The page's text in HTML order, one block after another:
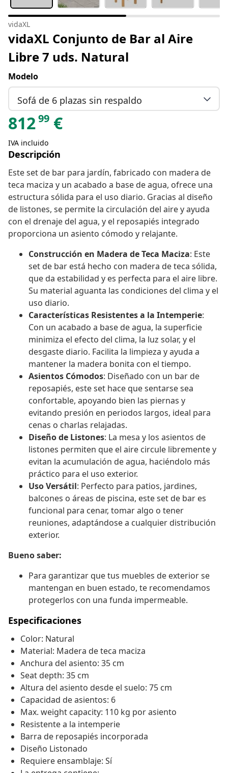
vidaXL
vidaXL Conjunto de Bar al Aire
Libre 7 uds. Natural
Modelo
Sofá de 6 plazas sin respaldo
81299 €
IVA incluido
Descripción
Este set de bar para jardín, fabricado con madera de
teca maciza y un acabado a base de agua, ofrece una
estructura sólida para el uso diario. Gracias al diseño
de listones, se permite la circulación del aire y ayuda
con el drenaje del agua, y el reposapiés integrado
proporciona un asiento cómodo y relajante.
Construcción en Madera de Teca Maciza: Este
set de bar está hecho con madera de teca sólida,
que da estabilidad y es perfecta para el aire libre.
Su material aguanta las condiciones del clima y el
uso diario.
Características Resistentes a la Intemperie:
Con un acabado a base de agua, la superficie
minimiza el efecto del clima, la luz solar, y el
desgaste diario. Facilita la limpieza y ayuda a
mantener la madera bonita con el tiempo.
Asientos Cómodos: Diseñado con un bar de
reposapiés, este set hace que sentarse sea
confortable, apoyando bien las piernas y
evitando presión en periodos largos, ideal para
cenas o charlas relajadas.
Diseño de Listones: La mesa y los asientos de
listones permiten que el aire circule libremente y
evitan la acumulación de agua, haciéndolo más
práctico para el uso exterior.
Uso Versátil: Perfecto para patios, jardines,
balcones o áreas de piscina, este set de bar es
funcional para cenar, tomar algo o tener
reuniones, adaptándose a cualquier distribución
exterior.
Bueno saber:
Para garantizar que tus muebles de exterior se
mantengan en buen estado, te recomendamos
protegerlos con una funda impermeable.
Especificaciones
Color: Natural
Material: Madera de teca maciza
Anchura del asiento: 35 cm
Seat depth: 35 cm
Altura del asiento desde el suelo: 75 cm
Capacidad de asientos: 6
Max. weight capacity: 110 kg por asiento
Resistente a la intemperie
Barra de reposapiés incorporada
Diseño Listonado
Requiere ensamblaje: Sí